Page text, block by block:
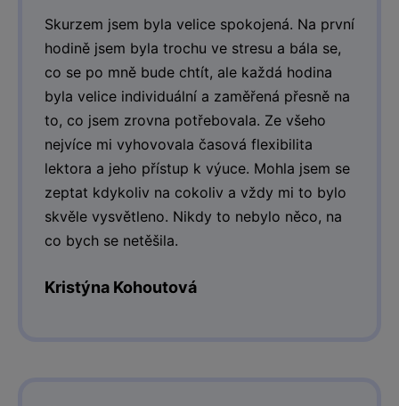
Skurzem jsem byla velice spokojená. Na první
hodině jsem byla trochu ve stresu a bála se,
co se po mně bude chtít, ale každá hodina
byla velice individuální a zaměřená přesně na
to, co jsem zrovna potřebovala. Ze všeho
nejvíce mi vyhovovala časová flexibilita
lektora a jeho přístup k výuce. Mohla jsem se
zeptat kdykoliv na cokoliv a vždy mi to bylo
skvěle vysvětleno. Nikdy to nebylo něco, na
co bych se netěšila.
Kristýna Kohoutová